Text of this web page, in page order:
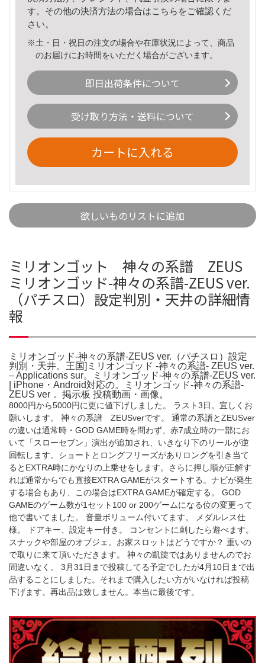
す。その他の決済方法の場合はこちら をご確認くだ
さい。
※土・日・祝日の注文の場合や在庫状況によって、商品
のお届けにお時間をいただく場合がございます。
即日出荷条件について
受け取り方法・送料について
カートに入れる
欲しいものリストに追加
ミリオンゴット 神々の系譜 ZEUS
ミリオンゴッド-神々の系譜-ZEUS ver.
（パチスロ）設定判別・天井の詳細情
報
ミリオンゴッド-神々の系譜-ZEUS ver.（パチスロ）設定
判別・天井。王国]ミリオンゴッド -神々の系譜- ZEUS ver.
– Applications sur。ミリオンゴッド-神々の系譜-ZEUS ver.
| iPhone・Android対応の。ミリオンゴッド‐神々の系譜‐
ZEUS ver． 掲示板 投稿動画・画像。
8000円から5000円に更に値下げしました。 ラスト3日。宜しくお
願いします。 神々の系譜 ZEUSverです。 通常の系譜とZEUSver
の違いは通常時・GOD GAME時を問わず、赤7成立時の一部にお
いて「スローセブン」演出が追加され、いきなり下のリールが逆
回転します。ショートとロングフリーズがありロングを引き当て
るとEXTRA時にかなりの上乗せをします。さらに押し順が正解す
れば通常からでも直接EXTRA GAMEがスタートする。ナビが発生
する場合もあり、この場合はEXTRA GAMEが確定する。 GOD
GAMEのゲーム数が1セット100 or 200ゲームになる位の変更って
他で書いてました。 音量ボリューム付いてます。 メダルレス仕
様。 ドアキー、設定キー付き。 コンセントに刺したら遊べます。
スナックや部屋のオブジェ。お家スロットはどうですか？ 重いの
で取りに来て頂いただきます。 神々の凱旋ではありませんのでお
間違いなく。 3月31日まで投稿してる予定でしたが4月10日まで出
品することにしました。それまで購入したい方がいなければ投稿
下げます。再出品は致しません。本当に最後です。